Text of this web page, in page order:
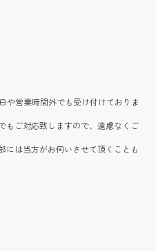
や営業時間外でも受け付けておりま
もご対応致しますので、遠慮なくご
は当方がお伺いさせて頂くことも